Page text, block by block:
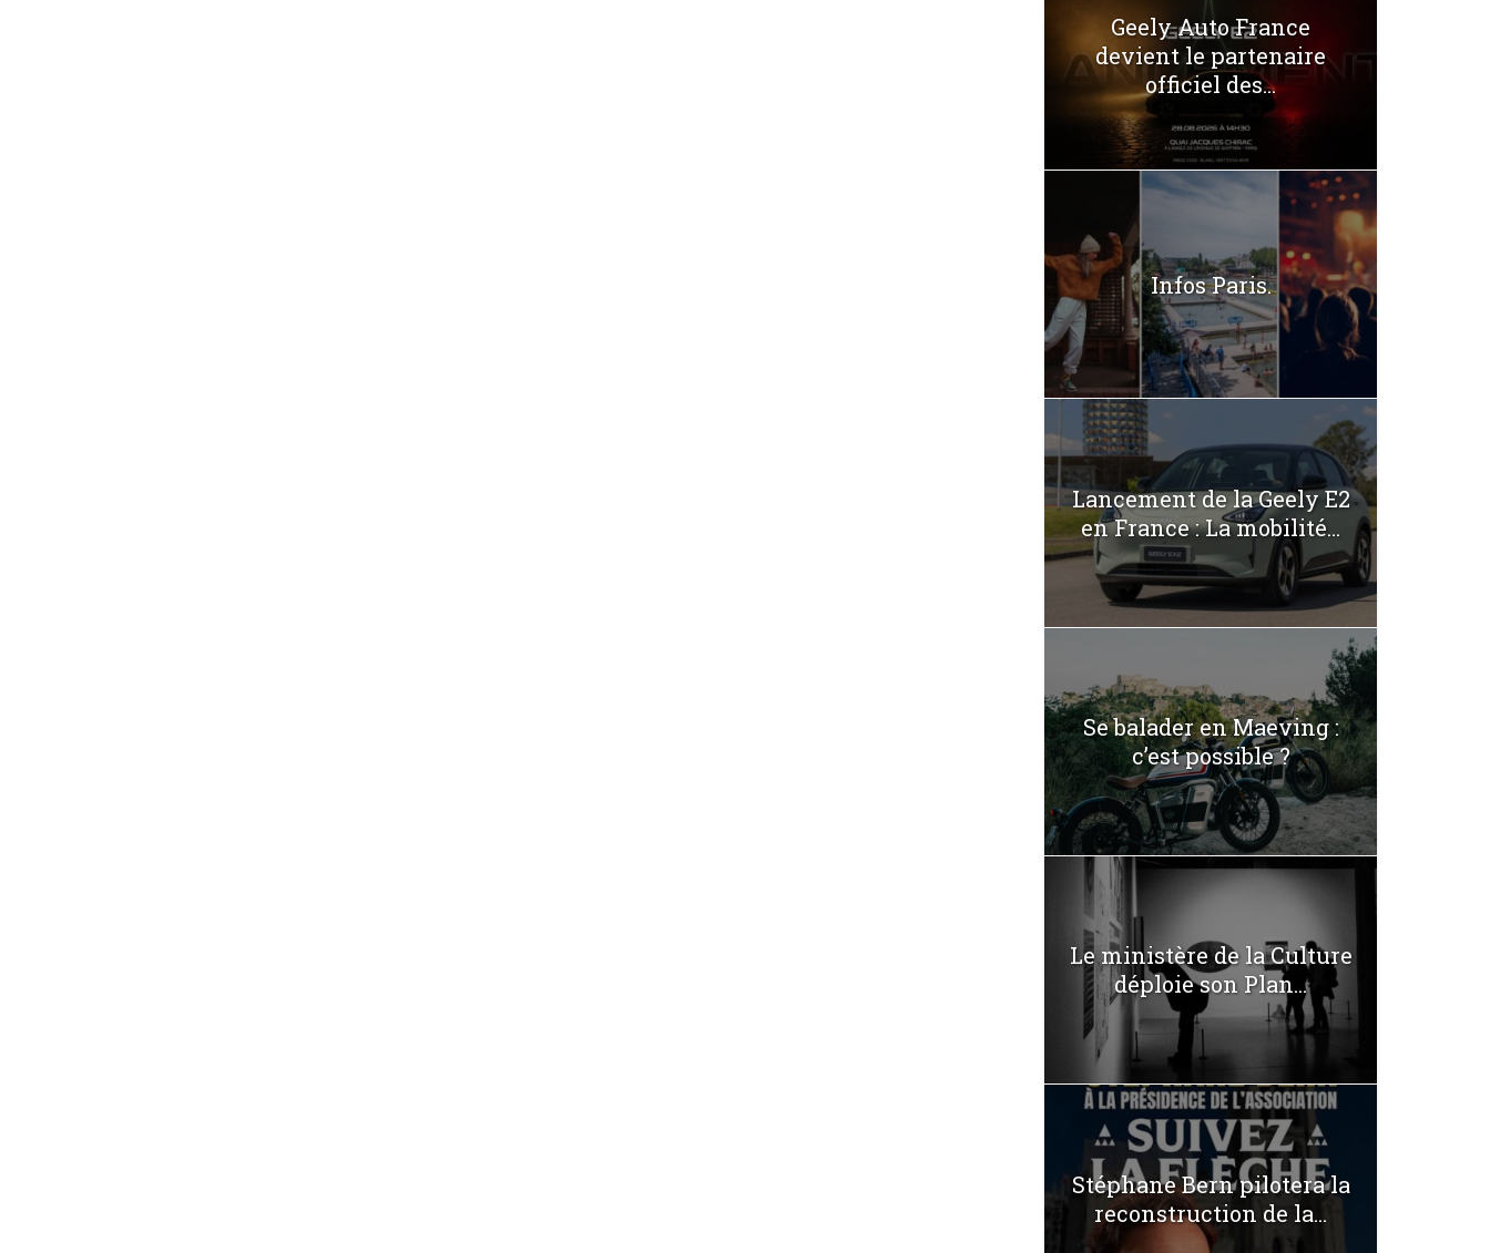
Geely Auto France
devient le partenaire
officiel des...
Infos Paris.
Lancement de la Geely E2
en France : La mobilité...
Se balader en Maeving :
c’est possible ?
Le ministère de la Culture
déploie son Plan...
Stéphane Bern pilotera la
reconstruction de la...